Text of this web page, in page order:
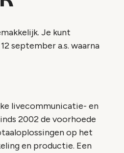
Je kunt
september a.s. waarna
livecommunicatie- en
2002 de voorhoede
op het
en productie. Een